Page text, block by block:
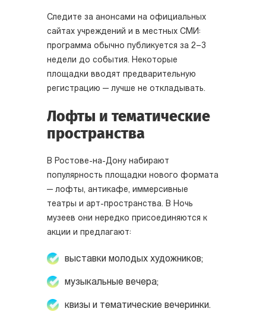
Следите за анонсами на официальных
сайтах учреждений и в местных СМИ:
программа обычно публикуется за 2–3
недели до события. Некоторые
площадки вводят предварительную
регистрацию — лучше не откладывать.
Лофты и тематические
пространства
В Ростове-на-Дону набирают
популярность площадки нового формата
— лофты, антикафе, иммерсивные
театры и арт-пространства. В Ночь
музеев они нередко присоединяются к
акции и предлагают:
выставки молодых художников;
музыкальные вечера;
квизы и тематические вечеринки.